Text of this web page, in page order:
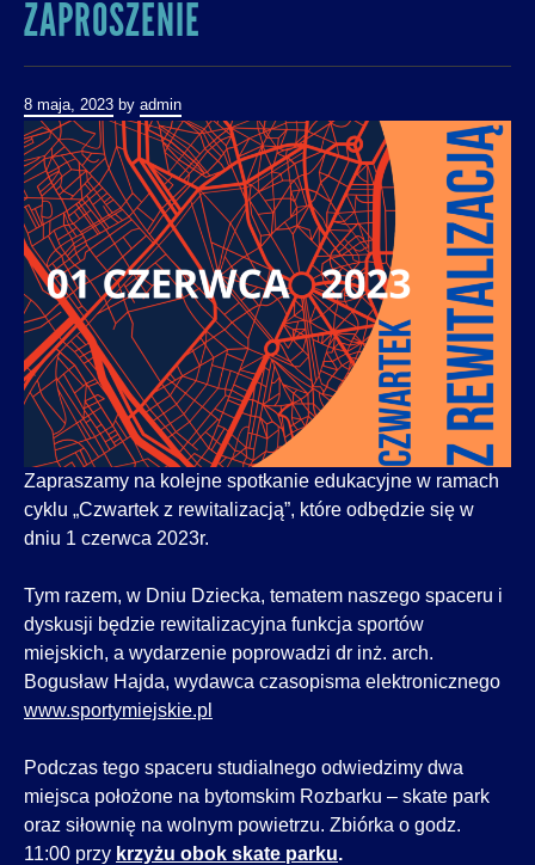
ZAPROSZENIE
8 maja, 2023 by admin
Zapraszamy na kolejne spotkanie edukacyjne w ramach
cyklu „Czwartek z rewitalizacją”, które odbędzie się w
dniu 1 czerwca 2023r.
Tym razem, w Dniu Dziecka, tematem naszego spaceru i
dyskusji będzie rewitalizacyjna funkcja sportów
miejskich, a wydarzenie poprowadzi dr inż. arch.
Bogusław Hajda, wydawca czasopisma elektronicznego
www.sportymiejskie.pl
Podczas tego spaceru studialnego odwiedzimy dwa
miejsca położone na bytomskim Rozbarku – skate park
oraz siłownię na wolnym powietrzu. Zbiórka o godz.
11:00 przy krzyżu obok skate parku.